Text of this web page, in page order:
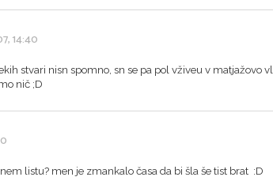
14:40
stvari nisn spomno, sn se pa pol vživeu v matjažovo
nič ;D
listu? men je zmankalo časa da bi šla še tist brat :D